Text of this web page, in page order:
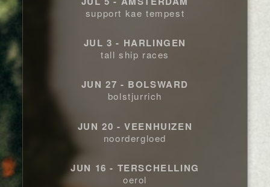
support kae tempest
JUL 3 - HARLINGEN
tall ship races
JUN 27 - BOLSWARD
bolstjurrich
JUN 20 - VEENHUIZEN
noordergloed
JUN 16 - TERSCHELLING
oerol